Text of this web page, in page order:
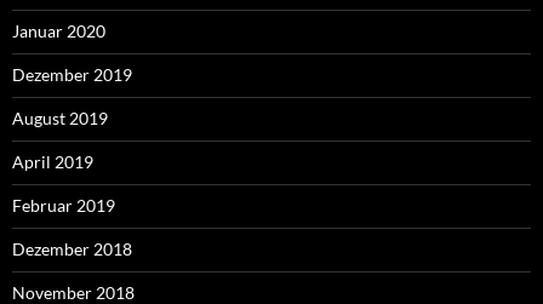
Januar 2020
Dezember 2019
August 2019
April 2019
Februar 2019
Dezember 2018
November 2018